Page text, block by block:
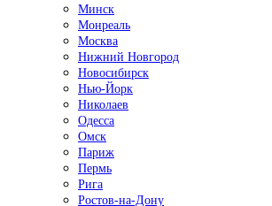
Минск
Монреаль
Москва
Нижний Новгород
Новосибирск
Нью-Йорк
Николаев
Одесса
Омск
Париж
Пермь
Рига
Ростов-на-Дону